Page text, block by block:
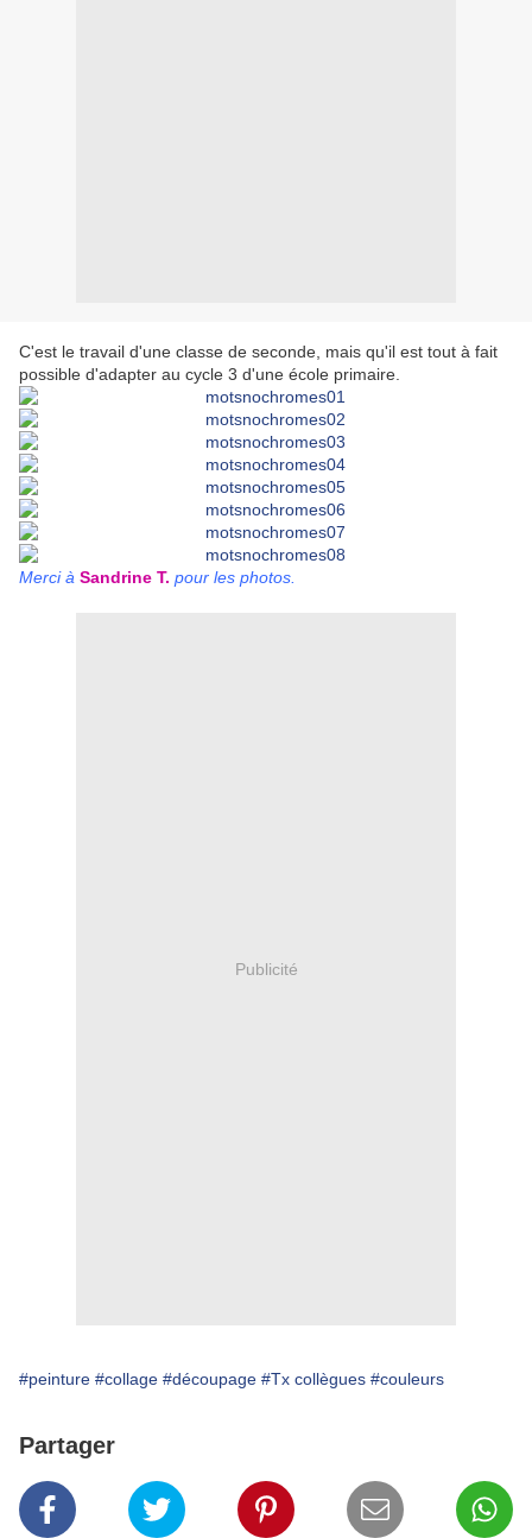
C'est le travail d'une classe de seconde, mais qu'il est tout à fait
possible d'adapter au cycle 3 d'une école primaire.
Merci à Sandrine T. pour les photos.
Publicité
#peinture #collage #découpage #Tx collègues #couleurs
Partager